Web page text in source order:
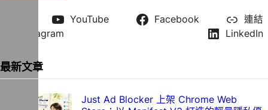
YouTube Facebook
連結
Instagram
LinkedIn
最新文章
Just Ad Blocker 上架 Chrome Web